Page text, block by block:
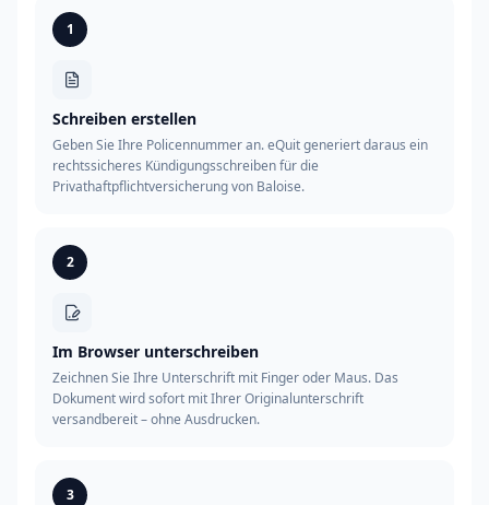
1
Schreiben erstellen
Geben Sie Ihre Policennummer an. eQuit generiert daraus ein
rechtssicheres Kündigungsschreiben für die
Privathaftpflichtversicherung von Baloise.
2
Im Browser unterschreiben
Zeichnen Sie Ihre Unterschrift mit Finger oder Maus. Das
Dokument wird sofort mit Ihrer Originalunterschrift
versandbereit – ohne Ausdrucken.
3